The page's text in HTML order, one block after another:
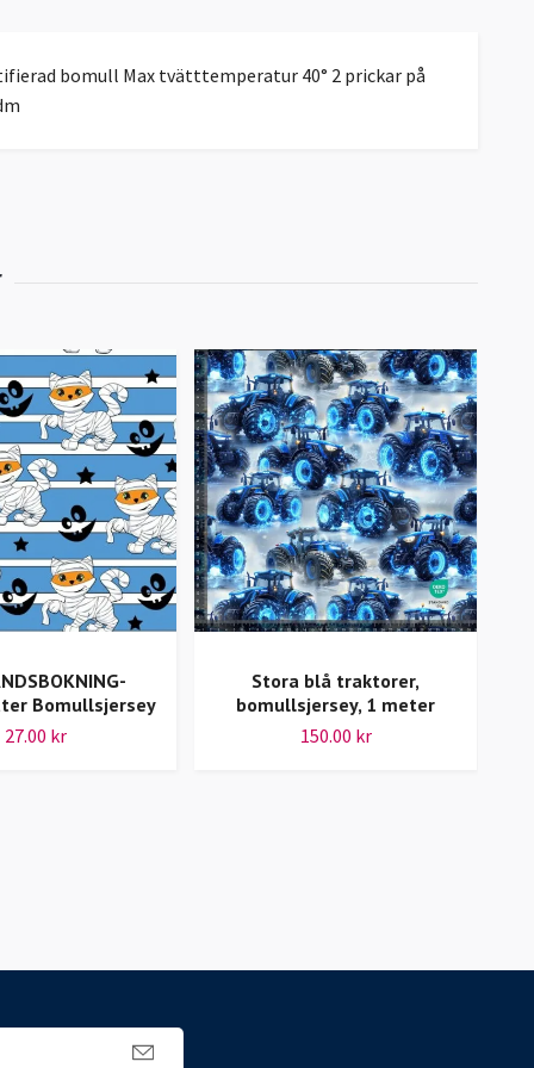
bomull Max tvätttemperatur 40° 2 prickar på
Bomullsjersey
27.00 kr
Stora blå traktorer,
bomullsjersey, 1 meter
150.00 kr